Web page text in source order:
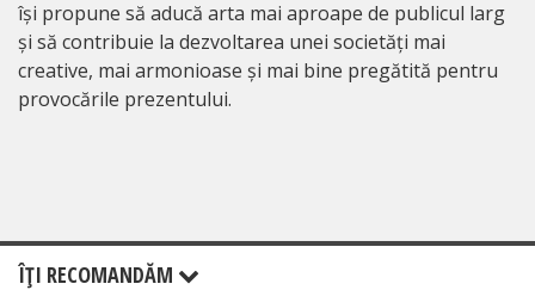
își propune să aducă arta mai aproape de publicul larg
și să contribuie la dezvoltarea unei societăți mai
creative, mai armonioase și mai bine pregătită pentru
provocările prezentului.
ÎŢI RECOMANDĂM